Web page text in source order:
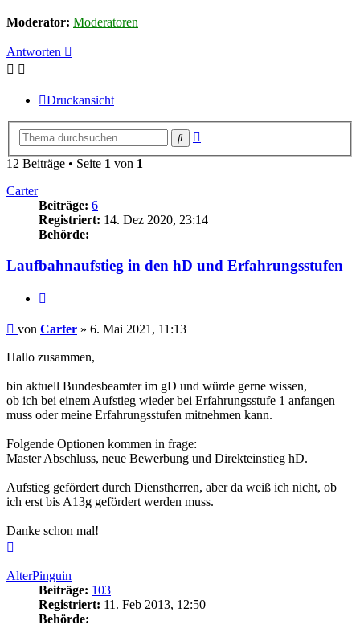
Moderator: Moderatoren
Antworten
Druckansicht
Suche
12 Beiträge • Seite 1 von 1
Carter
Beiträge: 6
Registriert: 14. Dez 2020, 23:14
Behörde:
Laufbahnaufstieg in den hD und Erfahrungsstufen
Beitrag
von Carter » 6. Mai 2021, 11:13
Hallo zusammen,
bin aktuell Bundesbeamter im gD und würde gerne wissen,
ob ich bei einem Aufstieg wieder bei Erfahrungsstufe 1 anfangen
muss oder meine Erfahrungsstufen mitnehmen kann.
Folgende Optionen kommen in frage:
Master Abschluss, neue Bewerbung und Direkteinstieg hD.
Aufstieg gefördert durch Dienstherren, aber da weiß ich nicht, ob
ich erst bis A13g gefördert werden muss.
Danke schon mal!
AlterPinguin
Beiträge: 103
Registriert: 11. Feb 2013, 12:50
Behörde: